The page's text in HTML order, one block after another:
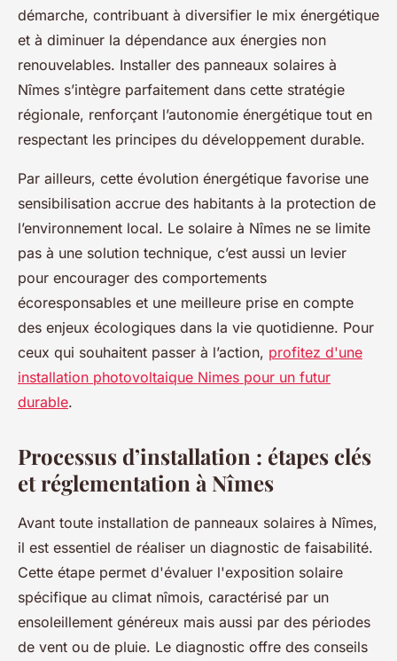
démarche, contribuant à diversifier le mix énergétique
et à diminuer la dépendance aux énergies non
renouvelables. Installer des panneaux solaires à
Nîmes s’intègre parfaitement dans cette stratégie
régionale, renforçant l’autonomie énergétique tout en
respectant les principes du développement durable.
Par ailleurs, cette évolution énergétique favorise une
sensibilisation accrue des habitants à la protection de
l’environnement local. Le solaire à Nîmes ne se limite
pas à une solution technique, c’est aussi un levier
pour encourager des comportements
écoresponsables et une meilleure prise en compte
des enjeux écologiques dans la vie quotidienne. Pour
ceux qui souhaitent passer à l’action, profitez d'une
installation photovoltaique Nimes pour un futur
durable.
Processus d’installation : étapes clés
et réglementation à Nîmes
Avant toute installation de panneaux solaires à Nîmes,
il est essentiel de réaliser un diagnostic de faisabilité.
Cette étape permet d'évaluer l'exposition solaire
spécifique au climat nîmois, caractérisé par un
ensoleillement généreux mais aussi par des périodes
de vent ou de pluie. Le diagnostic offre des conseils